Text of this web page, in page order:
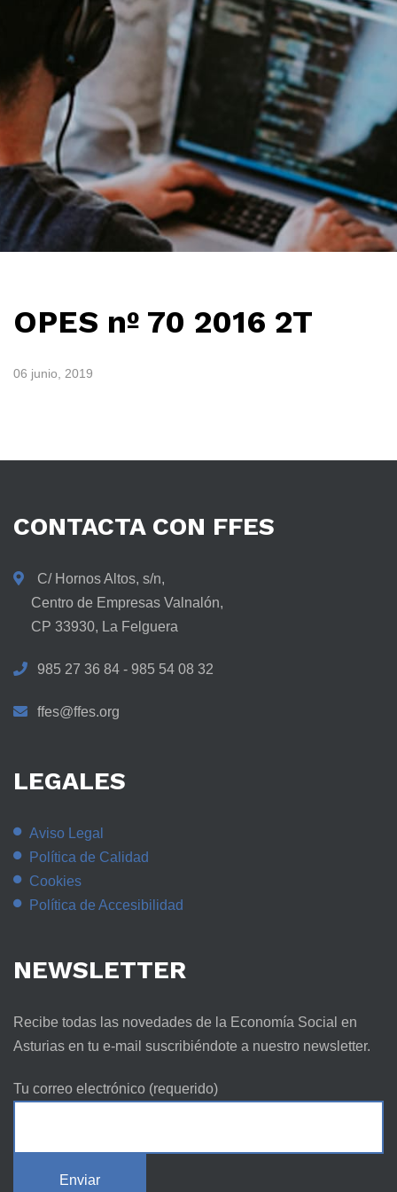
OPES nº 70 2016 2T
06 junio, 2019
CONTACTA CON FFES
C/ Hornos Altos, s/n,
Centro de Empresas Valnalón,
CP 33930, La Felguera
985 27 36 84 - 985 54 08 32
ffes@ffes.org
LEGALES
Aviso Legal
Política de Calidad
Cookies
Política de Accesibilidad
NEWSLETTER
Recibe todas las novedades de la Economía Social en
Asturias en tu e-mail suscribiéndote a nuestro newsletter.
Tu correo electrónico (requerido)